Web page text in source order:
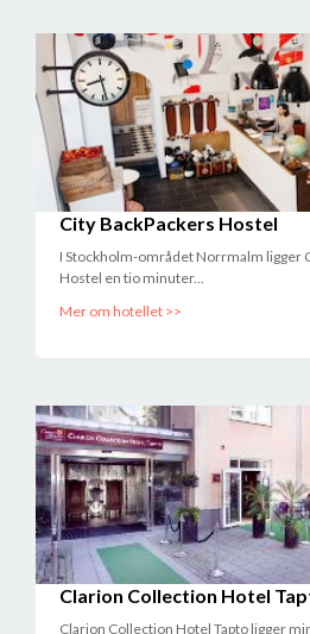
City BackPackers Hostel
I Stockholm-området Norrmalm ligger
Hostel en tio minuter...
Mer om hotellet >>
Clarion Collection Hotel
Clarion Collection Hotel Tapto ligger